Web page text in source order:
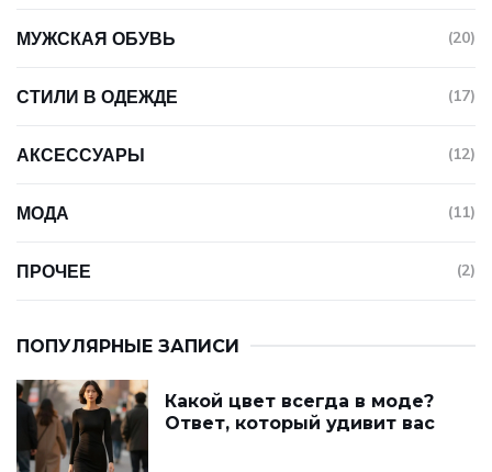
МУЖСКАЯ ОБУВЬ (20)
СТИЛИ В ОДЕЖДЕ (17)
АКСЕССУАРЫ (12)
МОДА (11)
ПРОЧЕЕ (2)
ПОПУЛЯРНЫЕ ЗАПИСИ
Какой цвет всегда в моде?
Ответ, который удивит вас